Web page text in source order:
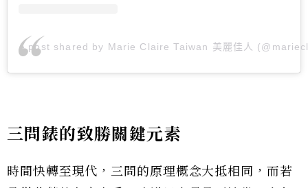
A post shared by Marie Claire Taiwan 美麗佳人
三問錶的致勝關鍵元素
時間快轉至現代，三問的原理概念大抵相同，而若